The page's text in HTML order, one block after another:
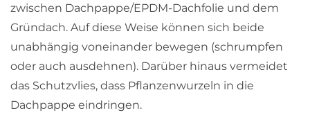
zwischen Dachpappe/EPDM-Dachfolie und dem
Gründach. Auf diese Weise können sich beide
unabhängig voneinander bewegen (schrumpfen
oder auch ausdehnen). Darüber hinaus vermeidet
das Schutzvlies, dass Pflanzenwurzeln in die
Dachpappe eindringen.